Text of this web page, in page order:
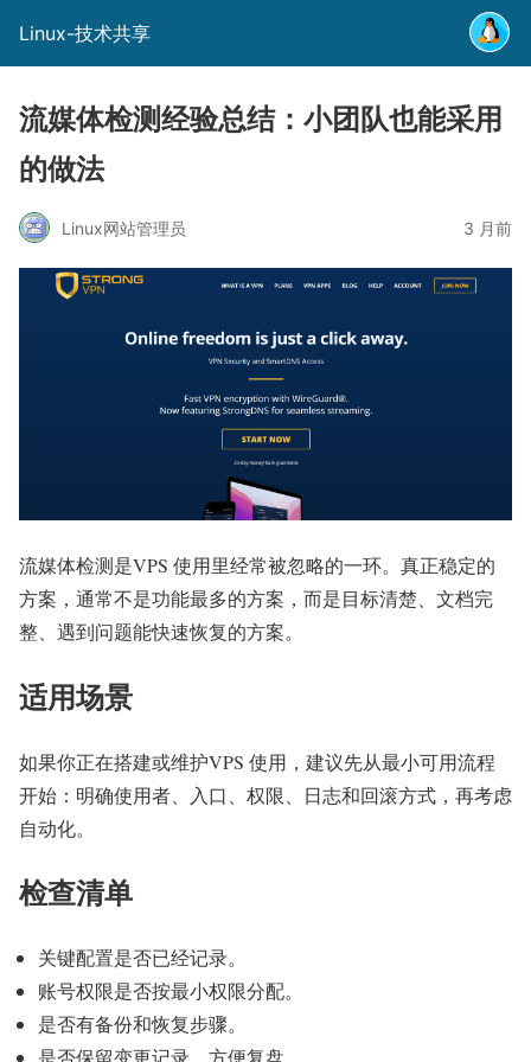
Linux-技术共享
流媒体检测经验总结：小团队也能采用
的做法
Linux网站管理员 3 月前
流媒体检测是VPS 使用里经常被忽略的一环。真正稳定的
方案，通常不是功能最多的方案，而是目标清楚、文档完
整、遇到问题能快速恢复的方案。
适用场景
如果你正在搭建或维护VPS 使用，建议先从最小可用流程
开始：明确使用者、入口、权限、日志和回滚方式，再考虑
自动化。
检查清单
关键配置是否已经记录。
账号权限是否按最小权限分配。
是否有备份和恢复步骤。